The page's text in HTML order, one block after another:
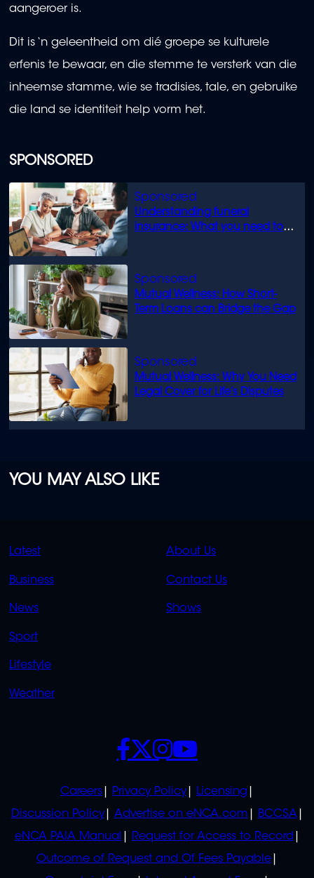
SPONSORED
Understanding funeral
insurance: What you need to
Mutual Wellness: How Short-
Term Loans can Bridge the Gap
Mutual Wellness: Why You Need
Legal Cover for Life’s Disputes
aangeroer is.
Dit is ‘n geleentheid om dié groepe se kulturele
erfenis te bewaar, en die stemme te versterk van die
inheemse stamme, wie se tradisies, tale, en gebruike
die land se identiteit help vorm het.
YOU MAY ALSO LIKE
QUICK
Latest
Business
News
Sport
Lifestyle
Weather
QUICK
About Us
Contact Us
Shows
POLICIES
Careers Privacy Policy
Licensing
Discussion Policy
Advertise on eNCA.com
BCCSA
eNCA PAIA Manual
Request for Access to Record
Outcome of Request and Of Fees Payable
SOCIALS